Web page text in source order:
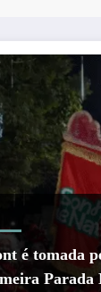
é tomada
Parada